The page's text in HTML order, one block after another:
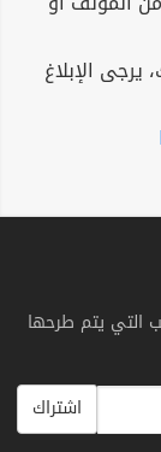
الإبلاغ
التي يتم طرحها
اشتراك